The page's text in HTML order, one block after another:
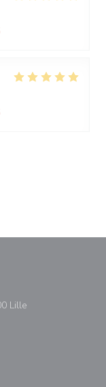
Lille